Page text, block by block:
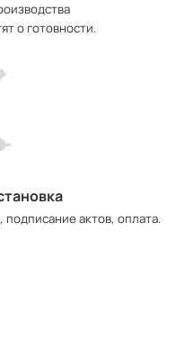
о готовности.
актов, оплата.